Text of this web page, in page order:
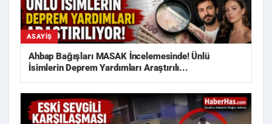
ASAYIŞ
Ahbap Bağışları MASAK İncelemesinde! Ünlü
İsimlerin Deprem Yardımları Araştırılı...